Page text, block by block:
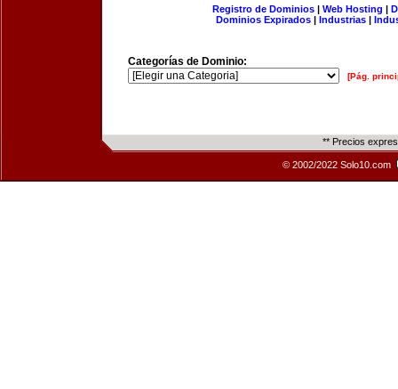
Registro de Dominios| Web Hosting |
Dominios Expirados | Industrias |
Categorías de Dominio:
[Pág.
** Precios
© 2002/2022 Solo10.com